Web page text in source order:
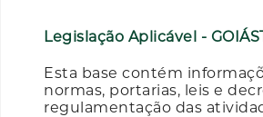
Legislação Aplicável -
Esta base contém
normas, portarias, leis e
regulamentação das